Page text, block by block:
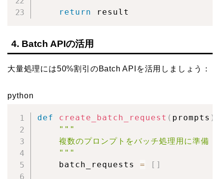
return result
4. Batch APIの活用
大量処理には50%割引のBatch APIを活用しましょう：
python
def create_batch_request ( prompts )
"""
    複数のプロンプトをバッチ処理用に準備
    """
    batch_requests
= [ ]